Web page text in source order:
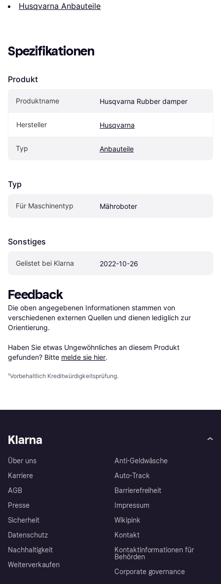
Husqvarna Anbauteile
Spezifikationen
Produkt
Produktname Husqvarna Rubber damper
Hersteller Husqvarna
Typ Anbauteile
Typ
Für Maschinentyp Mähroboter
Sonstiges
Gelistet bei Klarna 2022-10-26
Feedback
Die oben angegebenen Informationen stammen von
verschiedenen externen Quellen und dienen lediglich zur
Orientierung.
Haben Sie etwas Ungewöhnliches an diesem Produkt
gefunden? Bitte melde sie hier.
¹Vorbehaltlich Kreditwürdigkeitsprüfung.
Klarna
Über uns
Karriere
AGB
Presse
Sicherheit
Datenschutz
Nachhaltigkeit
Weiterverkaufen
Anti-Geldwäsche
Auto-Track
Barrierefreiheit
Impressum
Wikipink
Kontakt
Kontaktinformationen für
Behörden
Corporate governance